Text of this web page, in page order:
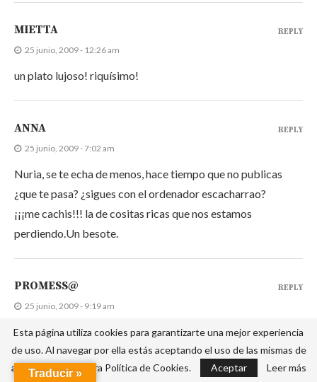
MIETTA
25 junio, 2009 - 12:26 am
un plato lujoso! riquísimo!
REPLY
ANNA
25 junio, 2009 - 7:02 am
Nuria, se te echa de menos, hace tiempo que no publicas
¿que te pasa? ¿sigues con el ordenador escacharrao?
¡¡¡me cachis!!! la de cositas ricas que nos estamos
perdiendo.Un besote.
REPLY
PROMESS@
25 junio, 2009 - 9:19 am
El sabor del bacón tiene que darle un toque muy original,
qué curioso verdad? Seguro que estuvo riquísimo. Me anoto
la receta porque está que se sale de la pantalla. Mmmmm
REPLY
Esta página utiliza cookies para garantizarte una mejor experiencia
de uso. Al navegar por ella estás aceptando el uso de las mismas de
acuerdo con nuestra Política de Cookies.
Aceptar Leer más
Traducir »